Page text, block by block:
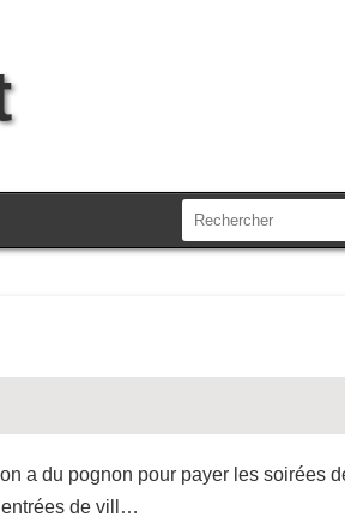
a du pognon pour payer les soirées
entrées de vill…